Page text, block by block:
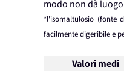
modo non dà
*l'isomaltulosio (fonte
facilmente digeribile e
Valori medi